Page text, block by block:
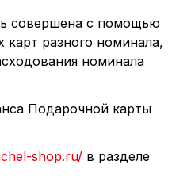
совершена с помощью
разного номинала,
номинала
Подарочной карты
shop.ru/ в разделе